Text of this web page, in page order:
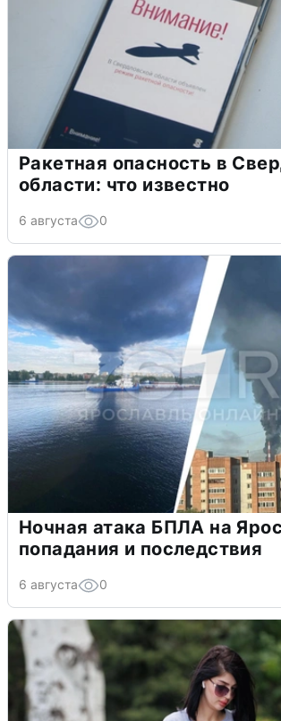
Ракетная опасность в
области: что известно
6 августа 0
Ночная атака БПЛА на
попадания и последствия
6 августа 0